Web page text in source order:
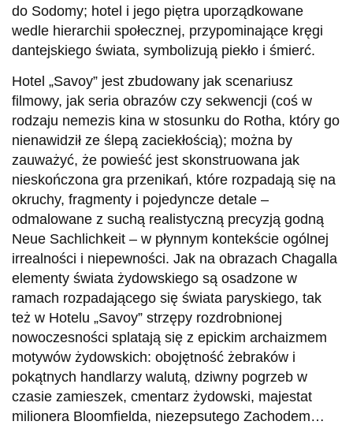
do Sodomy; hotel i jego piętra uporządkowane
wedle hierarchii społecznej, przypominające kręgi
dantejskiego świata, symbolizują piekło i śmierć.
Hotel „Savoy” jest zbudowany jak scenariusz
filmowy, jak seria obrazów czy sekwencji (coś w
rodzaju nemezis kina w stosunku do Rotha, który go
nienawidził ze ślepą zaciekłością); można by
zauważyć, że powieść jest skonstruowana jak
nieskończona gra przenikań, które rozpadają się na
okruchy, fragmenty i pojedyncze detale –
odmalowane z suchą realistyczną precyzją godną
Neue Sachlichkeit – w płynnym kontekście ogólnej
irrealności i niepewności. Jak na obrazach Chagalla
elementy świata żydowskiego są osadzone w
ramach rozpadającego się świata paryskiego, tak
też w Hotelu „Savoy” strzępy rozdrobnionej
nowoczesności splatają się z epickim archaizmem
motywów żydowskich: obojętność żebraków i
pokątnych handlarzy walutą, dziwny pogrzeb w
czasie zamieszek, cmentarz żydowski, majestat
milionera Bloomfielda, niezepsutego Zachodem…